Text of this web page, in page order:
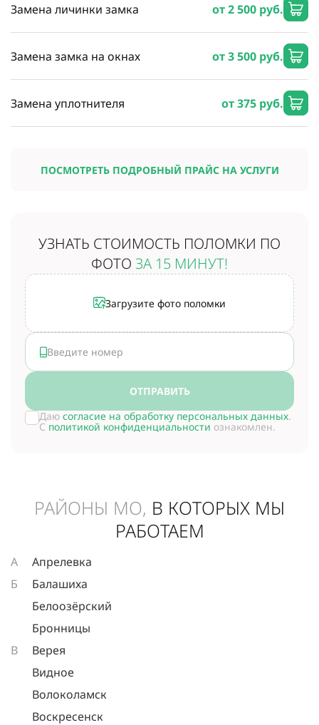
Замена личинки замка от 2 500 руб.
Замена замка на окнах от 3 500 руб.
Замена уплотнителя от 375 руб.
ПОСМОТРЕТЬ ПОДРОБНЫЙ ПРАЙС НА УСЛУГИ
УЗНАТЬ СТОИМОСТЬ ПОЛОМКИ ПО
ФОТО ЗА 15 МИНУТ!
Загрузите фото поломки
ОТПРАВИТЬ
Даю согласие на обработку персональных данных.
С политикой конфиденциальности ознакомлен.
РАЙОНЫ МО, В КОТОРЫХ МЫ
РАБОТАЕМ
А
Апрелевка
Б
Балашиха
Белоозёрский
Бронницы
В
Верея
Видное
Волоколамск
Воскресенск